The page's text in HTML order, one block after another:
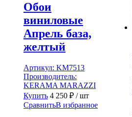
Обои
виниловые
Апрель база,
желтый
Артикул: KM7513
Производитель:
KERAMA MARAZZI
Купить 4 250 ₽ / шт
СравнитьВ избранное